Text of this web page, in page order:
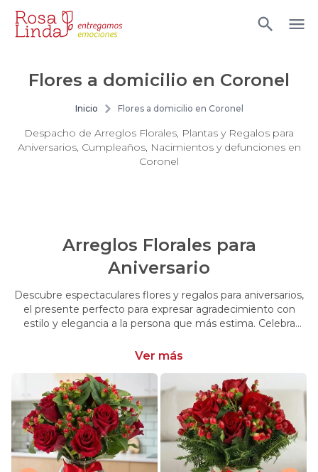
Flores a domicilio en Coronel
Inicio Flores a domicilio en Coronel
Despacho de Arreglos Florales, Plantas y Regalos para
Aniversarios, Cumpleaños, Nacimientos y defunciones en
Coronel
Arreglos Florales para
Aniversario
Descubre espectaculares flores y regalos para aniversarios,
el presente perfecto para expresar agradecimiento con
estilo y elegancia a la persona que más estima. Celebra
significativa.
Ver más